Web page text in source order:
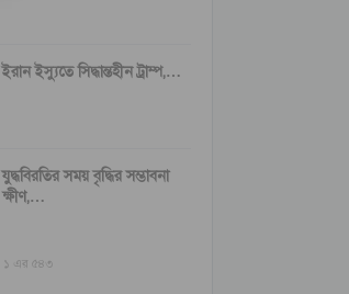
ইরান ইস্যুতে সিদ্ধান্তহীন ট্রাম্প,…
যুদ্ধবিরতির সময় বৃদ্ধির সম্ভাবনা
ক্ষীণ,…
১ এর ৫৪৩